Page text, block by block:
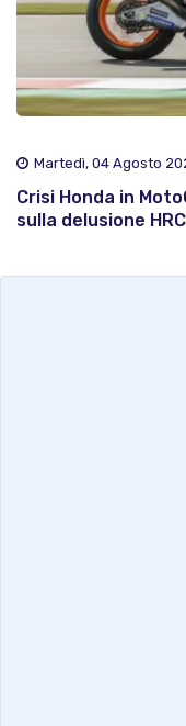
Martedì, 04 Agosto
Crisi Honda in
sulla delusione HRC